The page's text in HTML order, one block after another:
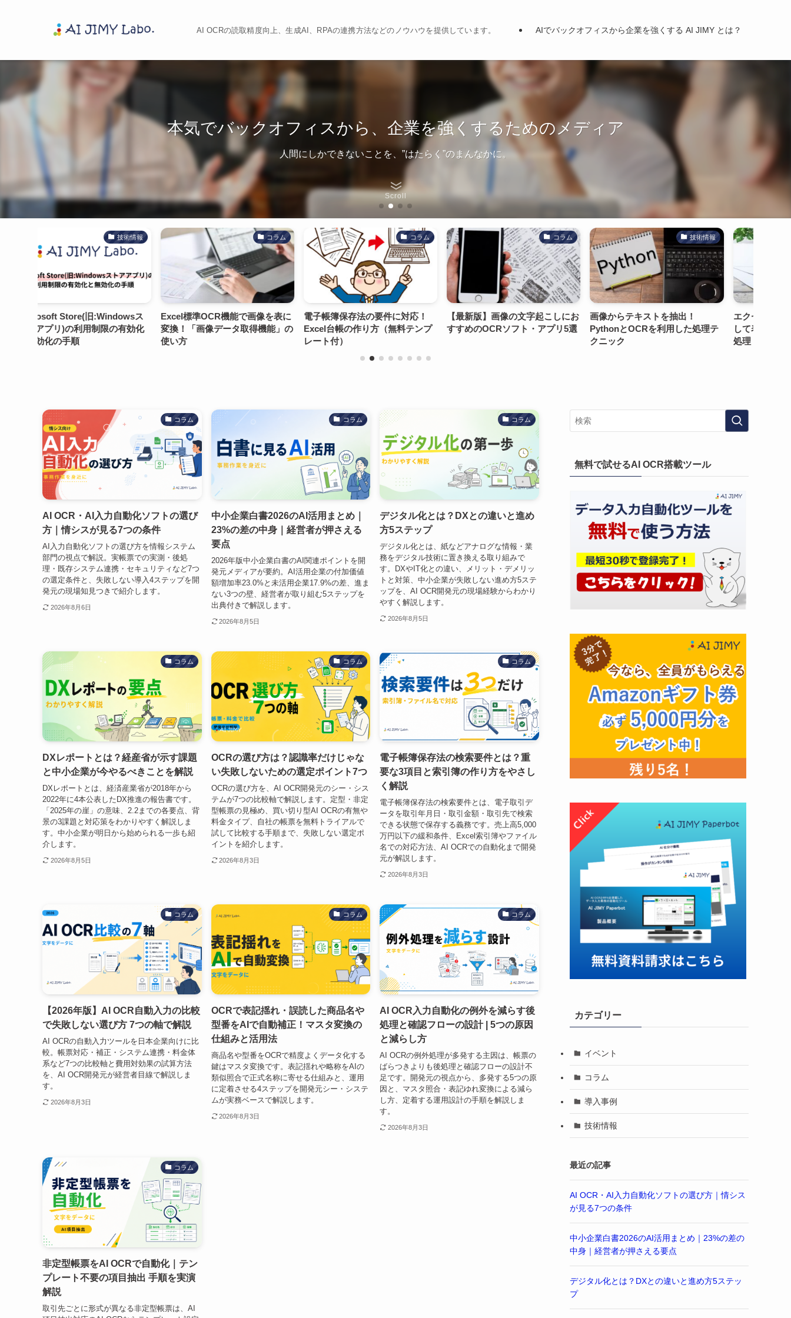
AI OCRの読取精度向上、生成AI、RPAの連携方法などのノウハウを提供しています。 AIでバックオフィスから企業を強くする AI JIMY とは？
本気でバックオフィスから、企業を強くするためのメディア
人間にしかできないことを、”はたらく”のまんなかに。
Scroll
コラム
Excel標準OCR機能で画像を表に
変換！「画像データ取得機能」の
使い方
電子帳簿保存法の要件に対応！
Excel台帳の作り方（無料テンプ
コラム
【最新版】画像の文字起こしにお
すすめのOCRソフト・アプリ5選
技術情報
画像からテキストを抽出！
PythonとOCRを利用した処理テ
コラム
エクセルで必要な「項目」を抽出
して表を作る方法｜大量データの
処理・システム連携まで解説
コラム
AI OCR・AI入力自動化ソフトの選び
方｜情シスが見る7つの条件
AI入力自動化ソフトの選び方を情報システム
部門の視点で解説。実帳票での実測・後処
理・既存システム連携・セキュリティなど7つ
の選定条件と、失敗しない導入4ステップを開
発元の現場知見つきで紹介します。
2026年8月6日
コラム
中小企業白書2026のAI活用まとめ｜
23%の差の中身｜経営者が押さえる
要点
2026年版中小企業白書のAI関連ポイントを開
発元メディアが要約。AI活用企業の付加価値
額増加率23.0%と未活用企業17.9%の差、進ま
ない3つの壁、経営者が取り組む5ステップを
出典付きで解説します。
2026年8月5日
コラム
デジタル化とは？DXとの違いと進め
方5ステップ
デジタル化とは、紙などアナログな情報・業
務をデジタル技術に置き換える取り組みで
す。DXやIT化との違い、メリット・デメリッ
トと対策、中小企業が失敗しない進め方5ステ
ップを、AI OCR開発元の現場経験からわかり
やすく解説します。
2026年8月5日
コラム
DXレポートとは？経産省が示す課題
と中小企業が今やるべきことを解説
DXレポートとは、経済産業省が2018年から
2022年に4本公表したDX推進の報告書です。
「2025年の崖」の意味、2.2までの各要点、背
景の3課題と対応策をわかりやすく解説しま
す。中小企業が明日から始められる一歩も紹
介します。
2026年8月5日
コラム
OCRの選び方は？認識率だけじゃな
い失敗しないための選定ポイント7つ
OCRの選び方を、AI OCR開発元のシー・シス
テムが7つの比較軸で解説します。定型・非定
型帳票の見極め、買い切り型AI OCRの有無や
料金タイプ、自社の帳票を無料トライアルで
試して比較する手順まで、失敗しない選定ポ
イントを紹介します。
2026年8月3日
コラム
電子帳簿保存法の検索要件とは？重
要な3項目と索引簿の作り方をやさし
く解説
電子帳簿保存法の検索要件とは、電子取引デ
ータを取引年月日・取引金額・取引先で検索
できる状態で保存する義務です。売上高5,000
万円以下の緩和条件、Excel索引簿やファイル
名での対応方法、AI OCRでの自動化まで開発
元が解説します。
2026年8月3日
コラム
【2026年版】AI OCR自動入力の比較
で失敗しない選び方 7つの軸で解説
AI OCRの自動入力ツールを日本企業向けに比
較。帳票対応・補正・システム連携・料金体
系など7つの比較軸と費用対効果の試算方法
を、AI OCR開発元が経営者目線で解説しま
す。
2026年8月3日
コラム
OCRで表記揺れ・誤読した商品名や
型番をAIで自動補正！マスタ変換の
仕組みと活用法
商品名や型番をOCRで精度よくデータ化する
鍵はマスタ変換です。表記揺れや略称をAIの
類似照合で正式名称に寄せる仕組みと、運用
に定着させる4ステップを開発元シー・システ
ムが実務ベースで解説します。
2026年8月3日
コラム
AI OCR入力自動化の例外を減らす後
処理と確認フローの設計 | 5つの原因
と減らし方
AI OCRの例外処理が多発する主因は、帳票の
ばらつきよりも後処理と確認フローの設計不
足です。開発元の視点から、多発する5つの原
因と、マスタ照合・表記ゆれ変換による減ら
し方、定着する運用設計の手順を解説しま
す。
2026年8月3日
コラム
非定型帳票をAI OCRで自動化｜テン
プレート不要の項目抽出 手順を実演
解説
取引先ごとに形式が異なる非定型帳票は、AI
無料で試せるAI OCR搭載ツール
カテゴリー
イベント
コラム
導入事例
技術情報
最近の記事
AI OCR・AI入力自動化ソフトの選び方｜情シス
が見る7つの条件
中小企業白書2026のAI活用まとめ｜23%の差の
中身｜経営者が押さえる要点
デジタル化とは？DXとの違いと進め方5ステッ
プ